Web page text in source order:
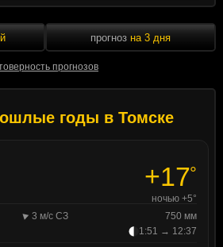
прогнозов
прогноз на 3 дня
годы в Томске
+17°
ночью +5°
3 м/с СЗ
750 мм
1:51 → 12:37